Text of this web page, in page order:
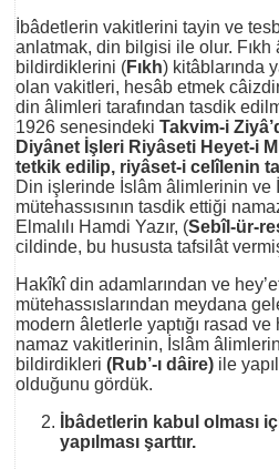
İbâdetlerin vakitlerini tayin ve
anlatmak, din bilgisi ile olur.
bildirdiklerini (Fıkh) kitâblarında
olan vakitleri, hesâb etmek
din âlimleri tarafından tasdik
1926 senesindeki Takvim-i
Diyânet İşleri Riyâseti Heyet-i
tetkik edilip, riyâset-i celîlenin
Din işlerinde İslâm âlimlerinin ve
mütehassısının tasdik ettiği
Elmalılı Hamdi Yazır, (Sebîl-ür-
cildinde, bu hususta tafsilât
Hakîkî din adamlarından ve
mütehassıslarından meydana
modern âletlerle yaptığı rasad
namaz vakitlerinin, İslâm
bildirdikleri (Rub’-ı dâire) ile
olduğunu gördük.
İbâdetlerin kabul olması
yapılması şarttır.